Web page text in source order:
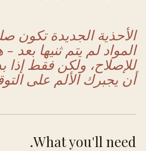
الأحذية الجديدة تكون
المواد لم يتم ثنيها بعد -
للإصلاح، ولكن فقط إذا
أن يجبرك الألم على
What you'll need.